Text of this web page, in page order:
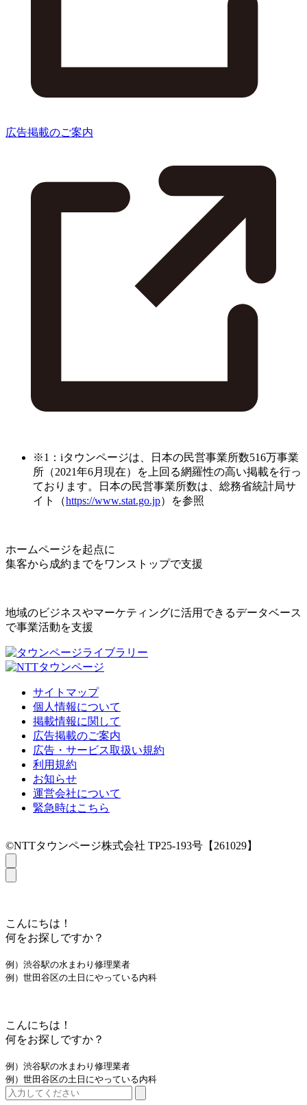
広告掲載のご案内
※1：iタウンページは、日本の民営事業所数516万事業
所（2021年6月現在）を上回る網羅性の高い掲載を行っ
ております。日本の民営事業所数は、総務省統計局サ
イト（https://www.stat.go.jp）を参照
ホームページを起点に
集客から成約までをワンストップで支援
地域のビジネスやマーケティングに活用できるデータベース
で事業活動を支援
サイトマップ
個人情報について
掲載情報に関して
広告掲載のご案内
広告・サービス取扱い規約
利用規約
お知らせ
運営会社について
緊急時はこちら
©NTTタウンページ株式会社 TP25-193号【261029】
こんにちは！
何をお探しですか？
例）渋谷駅の水まわり修理業者
例）世田谷区の土日にやっている内科
こんにちは！
何をお探しですか？
例）渋谷駅の水まわり修理業者
例）世田谷区の土日にやっている内科